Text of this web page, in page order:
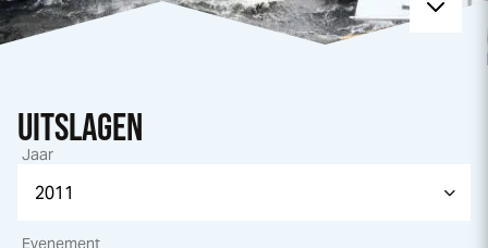
UITSLAGEN
Jaar
Evenement